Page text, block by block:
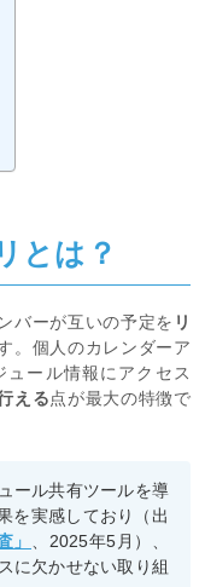
とは？
バーが互いの予定を リ
。個人のカレンダーア
ール情報にアクセス
える点が最大の特徴で
ール共有ツールを導
を実感しており（出
」
、2025年5月）、
に欠かせない取り組